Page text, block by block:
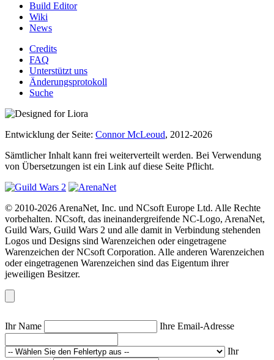
Build Editor
Wiki
News
Credits
FAQ
Unterstützt uns
Änderungsprotokoll
Suche
Entwicklung der Seite: Connor McLeoud, 2012-2026
Sämtlicher Inhalt kann frei weiterverteilt werden. Bei Verwendung
von Übersetzungen ist ein Link auf diese Seite Pflicht.
© 2010-2026 ArenaNet, Inc. und NCsoft Europe Ltd. Alle Rechte
vorbehalten. NCsoft, das ineinandergreifende NC-Logo, ArenaNet,
Guild Wars, Guild Wars 2 und alle damit in Verbindung stehenden
Logos und Designs sind Warenzeichen oder eingetragene
Warenzeichen der NCsoft Corporation. Alle anderen Warenzeichen
oder eingetragenen Warenzeichen sind das Eigentum ihrer
jeweiligen Besitzer.
Ihr Name Ihre Email-Adresse
Ihr